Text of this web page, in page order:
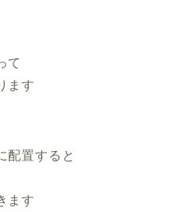
て
ます
配置すると
ます